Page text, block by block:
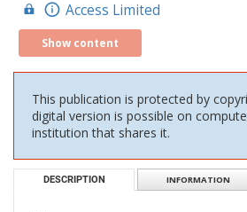
Access Limited
Show content
This publication is protected by
digital version is possible on
institution that shares it.
DESCRIPTION INFORMATION